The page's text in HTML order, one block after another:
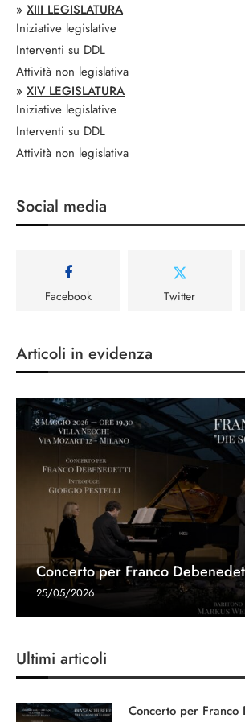
» XIII LEGISLATURA
Iniziative legislative
Interventi su DDL
Attività non legislativa
» XIV LEGISLATURA
Iniziative legislative
Interventi su DDL
Attività non legislativa
Social media
Facebook Twitter
Articoli in evidenza
Concerto per Franco
25/05/2026
Ultimi articoli
Concerto per Franco